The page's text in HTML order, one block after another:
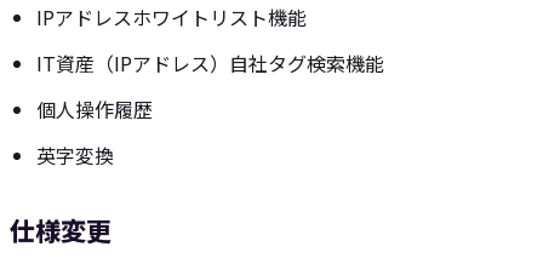
IPアドレスホワイトリスト機能
IT資産（IPアドレス）自社タグ検索機能
個人操作履歴
英字変換
仕様変更